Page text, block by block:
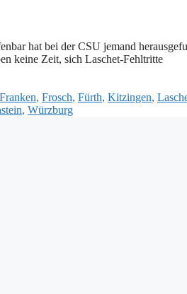
hat bei der CSU jemand
keine Zeit, sich Laschet-Fehltritte
Franken, Frosch, Fürth, Kitzingen,
, Würzburg